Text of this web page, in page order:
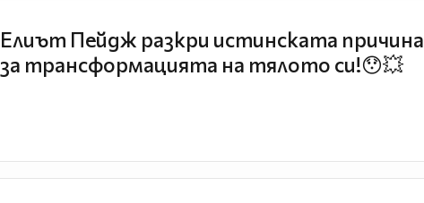
Елиът Пейдж разкри истинската причина
за трансформацията на тялото си!😯💥